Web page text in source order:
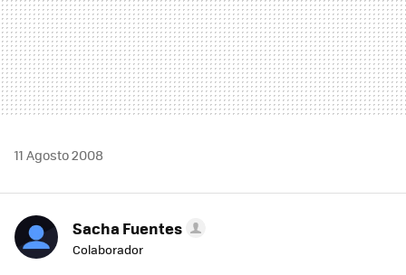
11 Agosto 2008
Sacha Fuentes
Colaborador